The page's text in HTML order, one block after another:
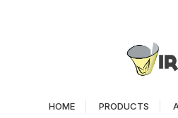
HOME PRODUCTS